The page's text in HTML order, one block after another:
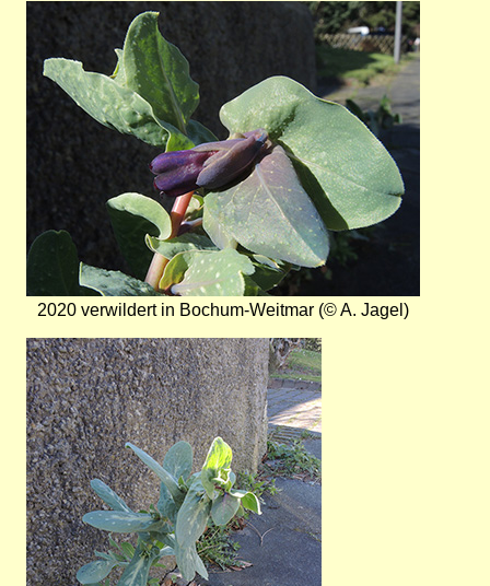
Bild
2020 verwildert in Bochum-Weitmar (© A. Jagel)
Bild